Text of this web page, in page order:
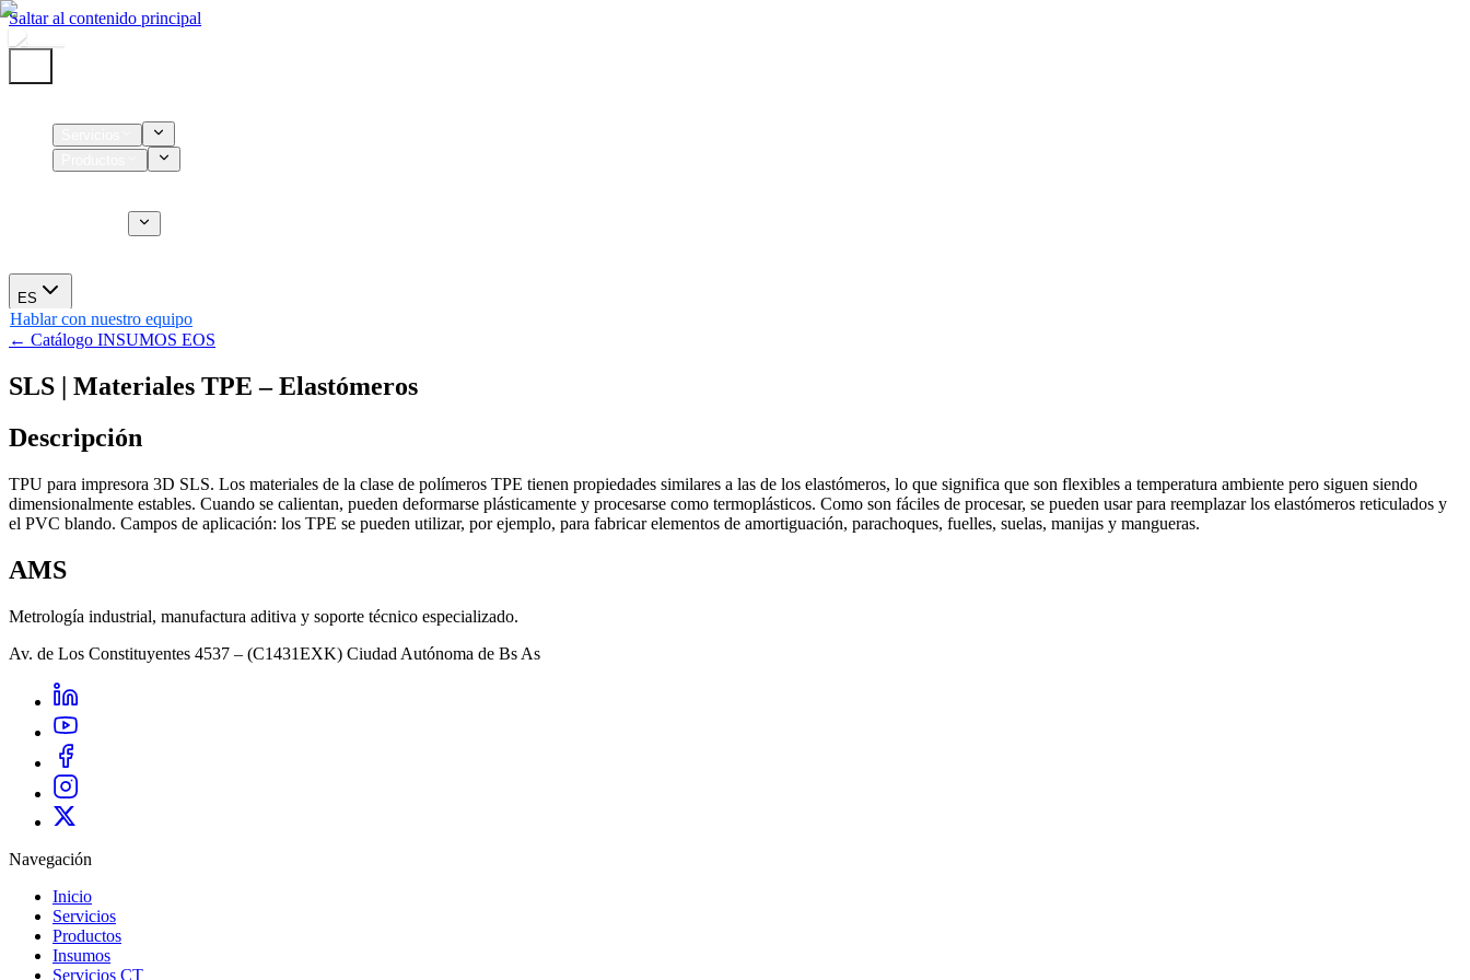
Saltar al contenido principal
ES
Hablar con nuestro equipo
← Catálogo INSUMOS EOS
SLS | Materiales TPE – Elastómeros
Descripción
TPU para impresora 3D SLS. Los materiales de la clase de polímeros TPE tienen propiedades similares a las de los elastómeros, lo que significa que son flexibles a temperatura ambiente pero siguen siendo
dimensionalmente estables. Cuando se calientan, pueden deformarse plásticamente y procesarse como termoplásticos. Como son fáciles de procesar, se pueden usar para reemplazar los elastómeros reticulados y
el PVC blando. Campos de aplicación: los TPE se pueden utilizar, por ejemplo, para fabricar elementos de amortiguación, parachoques, fuelles, suelas, manijas y mangueras.
AMS
Metrología industrial, manufactura aditiva y soporte técnico especializado.
Av. de Los Constituyentes 4537 – (C1431EXK) Ciudad Autónoma de Bs As
Navegación
Inicio
Servicios
Productos
Insumos
Servicios CT